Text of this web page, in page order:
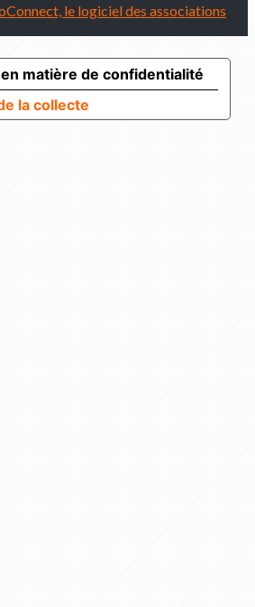
le logiciel des associations
la collecte
matière de confidentialité